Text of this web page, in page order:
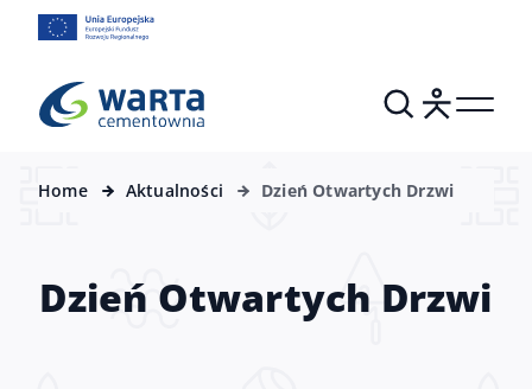
Home Aktualności Dzień Otwartych Drzwi
Dzień Otwartych Drzwi